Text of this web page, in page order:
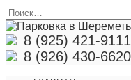
Перейти
к
содержанию
Search
for:
8 (925) 421-9111
8 (926) 430-6620